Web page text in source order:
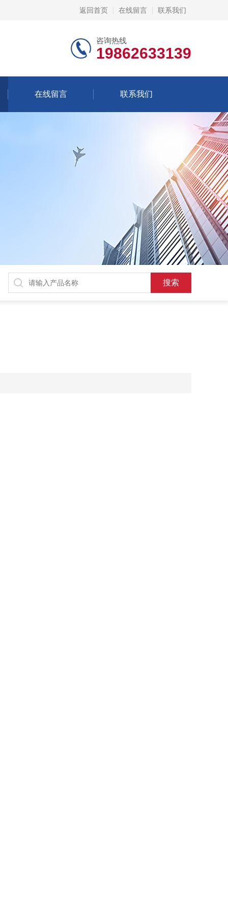
返回首页 在线留言 联系我们
咨询热线
19862633139
在线留言 联系我们